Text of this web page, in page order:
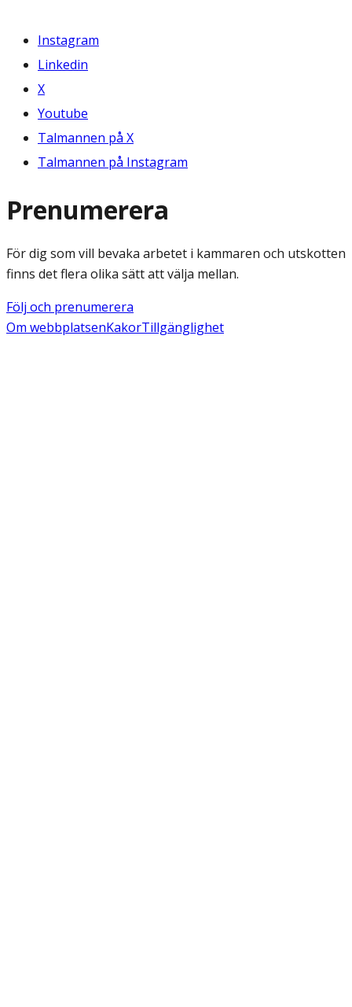
Instagram
Linkedin
X
Youtube
Talmannen på X
Talmannen på Instagram
Prenumerera
För dig som vill bevaka arbetet i kammaren och utskotten
finns det flera olika sätt att välja mellan.
Följ och prenumerera
Om webbplatsenKakorTillgänglighet